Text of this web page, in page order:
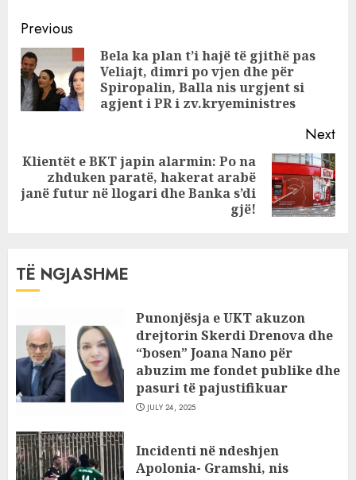
biznesmenit
Ardian Nikulaj
Continue
Reading
Previous
Bela ka plan t’i hajë të gjithë pas
Veliajt, dimri po vjen dhe për
Spiropalin, Balla nis urgjent si
agjent i PR i zv.kryeministres
Next
Next
post:
Klientët e BKT japin alarmin: Po na
zhduken paratë, hakerat arabë
janë futur në llogari dhe Banka s’di
gjë!
TË NGJASHME
Punonjësja e UKT akuzon
drejtorin Skerdi Drenova dhe
“bosen” Joana Nano për
abuzim me fondet publike dhe
pasuri të pajustifikuar
JULY 24, 2025
Incidenti në ndeshjen
Apolonia- Gramshi, nis